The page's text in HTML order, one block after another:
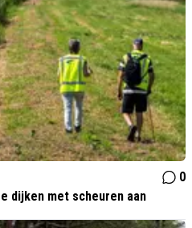
0
dijken met scheuren aan